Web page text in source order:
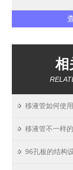
相
移液管如何使
96孔板的结构